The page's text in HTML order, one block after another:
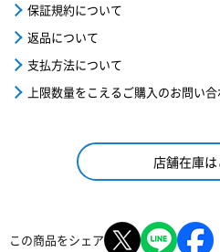
保証規約について
返品について
支払方法について
上限数量をこえるご購入のお問い
店舗在庫
この商品をシェア